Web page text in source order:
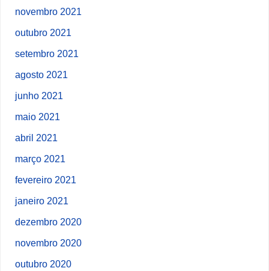
novembro 2021
outubro 2021
setembro 2021
agosto 2021
junho 2021
maio 2021
abril 2021
março 2021
fevereiro 2021
janeiro 2021
dezembro 2020
novembro 2020
outubro 2020